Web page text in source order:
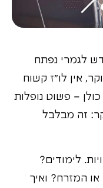
לגמרי נפתח
אין לו"ז קשוח
– פשוט נופלות
זה מבלבל
לימודים?
המזרח? ואיך